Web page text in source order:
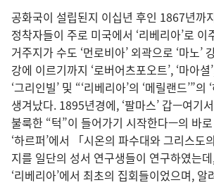
공화국이 설립된지 이십년 후인 1867년까
정착자들이 주로 미국에서 ‘리베리아’로
거주지가 수도 ‘먼로비아’ 외곽으로 ‘마노’
강에 이르기까지 ‘로버어츠포오트’, ‘마아셜
‘그리인빌’ 및 “‘리베리아’의 ‘메릴랜드’”의
생겨났다. 1895년경에, ‘팔마스’ 갑—여기서
불룩한 “턱”이 들어가기 시작한다—의 바
‘하르퍼’에서 「시온의 파수대와 그리스도
지를 일단의 성서 연구생들이 연구하였는
‘리베리아’에서 최초의 집회들이었으며, 알